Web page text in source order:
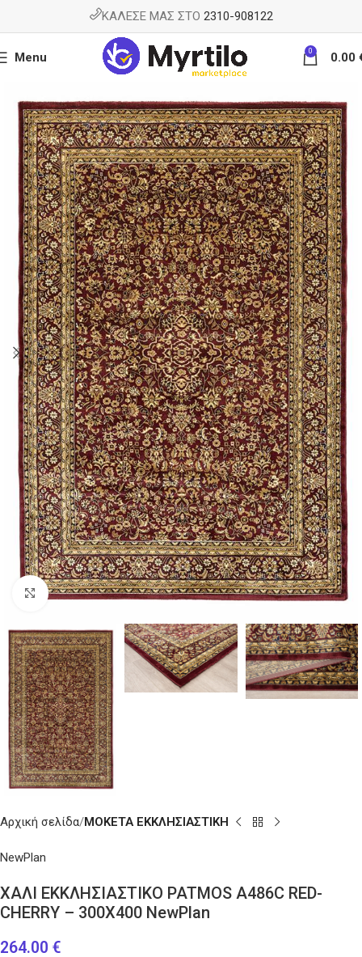
ΚΑΛΕΣΕ ΜΑΣ ΣΤΟ 2310-908122
Menu 0 0.00
Κάντε κλικ για μεγέθυνση
Αρχική σελίδα ΜΟΚΕΤΑ ΕΚΚΛΗΣΙΑΣΤΙΚΗ
NewPlan
ΧΑΛΙ ΕΚΚΛΗΣΙΑΣΤΙΚΟ PATMOS A486C RED-
CHERRY – 300X400 NewPlan
264.00 €